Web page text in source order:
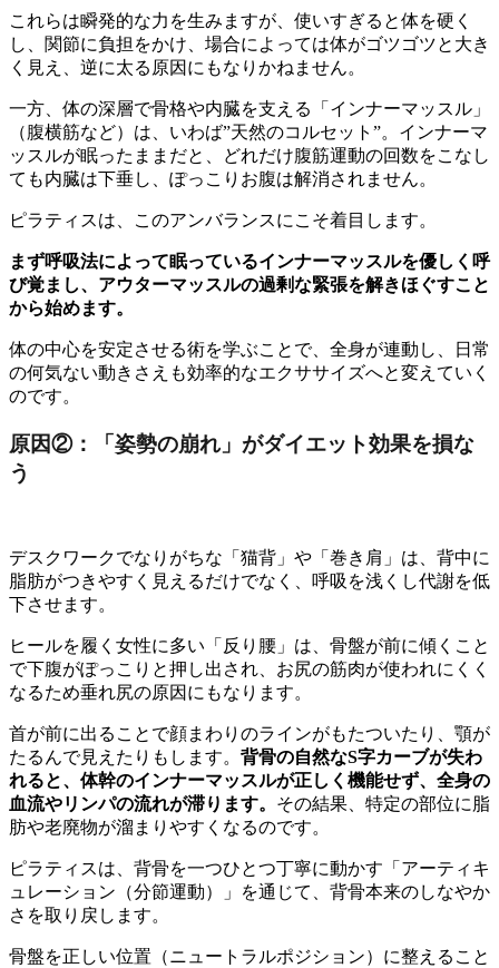
これらは瞬発的な力を生みますが、使いすぎると体を硬く
し、関節に負担をかけ、場合によっては体がゴツゴツと大き
く見え、逆に太る原因にもなりかねません。
一方、体の深層で骨格や内臓を支える「インナーマッスル」
（腹横筋など）は、いわば”天然のコルセット”。インナーマ
ッスルが眠ったままだと、どれだけ腹筋運動の回数をこなし
ても内臓は下垂し、ぽっこりお腹は解消されません。
ピラティスは、このアンバランスにこそ着目します。
まず呼吸法によって眠っているインナーマッスルを優しく呼
び覚まし、アウターマッスルの過剰な緊張を解きほぐすこと
から始めます。
体の中心を安定させる術を学ぶことで、全身が連動し、日常
の何気ない動きさえも効率的なエクササイズへと変えていく
のです。
原因②：「姿勢の崩れ」がダイエット効果を損な
う
デスクワークでなりがちな「猫背」や「巻き肩」は、背中に
脂肪がつきやすく見えるだけでなく、呼吸を浅くし代謝を低
下させます。
ヒールを履く女性に多い「反り腰」は、骨盤が前に傾くこと
で下腹がぽっこりと押し出され、お尻の筋肉が使われにくく
なるため垂れ尻の原因にもなります。
首が前に出ることで顔まわりのラインがもたついたり、顎が
たるんで見えたりもします。 背骨の自然なS字カーブが失わ
れると、体幹のインナーマッスルが正しく機能せず、全身の
血流やリンパの流れが滞ります。 その結果、特定の部位に脂
肪や老廃物が溜まりやすくなるのです。
ピラティスは、背骨を一つひとつ丁寧に動かす「アーティキ
ュレーション（分節運動）」を通じて、背骨本来のしなやか
さを取り戻します。
骨盤を正しい位置（ニュートラルポジション）に整えること